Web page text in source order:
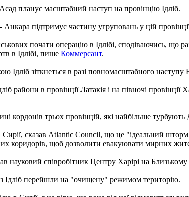
планує масштабний наступ на провінцію Ідліб.
підтримує частину угруповань у цій
почати операцію в Ідлібі, сподіваючись,
в Ідлібі, пише Коммерсант.
Ідліб зіткнеться в разі повномасштабного
райони в провінції Латакія і на півночі
кордонів трьох провінцій, які найбільше
сказав Atlantic Council, що це "ідеальний
коридорів, щоб дозволити евакуювати мирних
співробітник Центру Харірі на Близькому
Ідліб перейшли на "очищену" режимом територію.